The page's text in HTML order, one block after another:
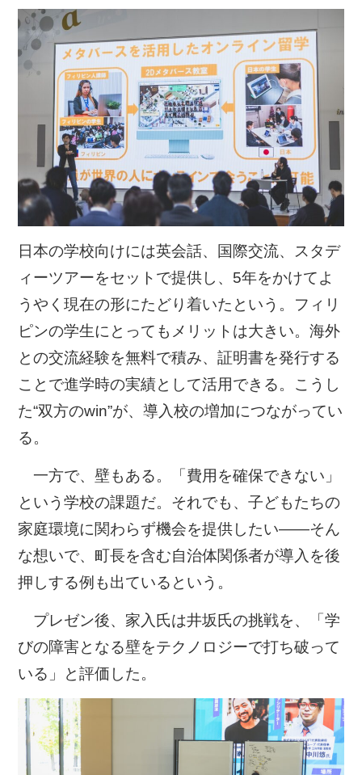
日本の学校向けには英会話、国際交流、スタデ
ィーツアーをセットで提供し、5年をかけてよ
うやく現在の形にたどり着いたという。フィリ
ピンの学生にとってもメリットは大きい。海外
との交流経験を無料で積み、証明書を発行する
ことで進学時の実績として活用できる。こうし
た“双方のwin”が、導入校の増加につながってい
る。
一方で、壁もある。「費用を確保できない」
という学校の課題だ。それでも、子どもたちの
家庭環境に関わらず機会を提供したい——そん
な想いで、町長を含む自治体関係者が導入を後
押しする例も出ているという。
プレゼン後、家入氏は井坂氏の挑戦を、「学
びの障害となる壁をテクノロジーで打ち破って
いる」と評価した。